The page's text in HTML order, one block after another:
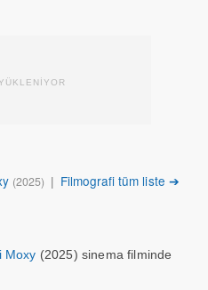
(2025) | Filmografi tüm liste ➔
Moxy (2025) sinema filminde